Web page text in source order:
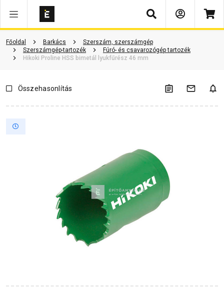
Keresés
Főoldal Barkács
Szerszám, szerszámgép
Szerszámgép-tartozék
Fúró- és csavarozógép tartozék
Hikoki Proline HSS bimetál lyukfűrész 46 mm
Dokumentumok Kérdések és válaszok
Összehasonlítás